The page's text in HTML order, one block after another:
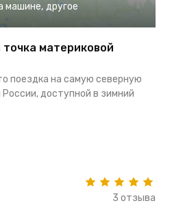
машине, другое
материковой
поездка на самую северную
доступной в зимний
3 отзыва